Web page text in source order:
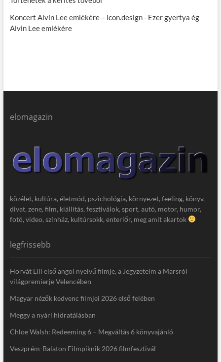
Koncert Alvin Lee emlékére – icon.design- Ezer gyertya ég
Alvin Lee emlékére
elomagazin
közélet, kultúra, életmód, pszichológia, környezet, feeling, könyv,
divat, zene, film, kiállítás, fesztiválok, sport, autó, motor, humor,
fotó, video, színház, kultúrsokk, enteriőr, meg amit akartok
legfrissebb
Horvát Lili első angol nyelvű filmje, a Jegyzeteim a Marsról
világpremierje Velencében
Magyar nézők kedvenc filmjei 2026 első felében
Meggy a nyári hidratálásban
Chloe Walsh: Redeeming 6 – Megváltás 6 könyvajánló
Veszprém-Balaton Filmpiknik 2026 filmfesztivál